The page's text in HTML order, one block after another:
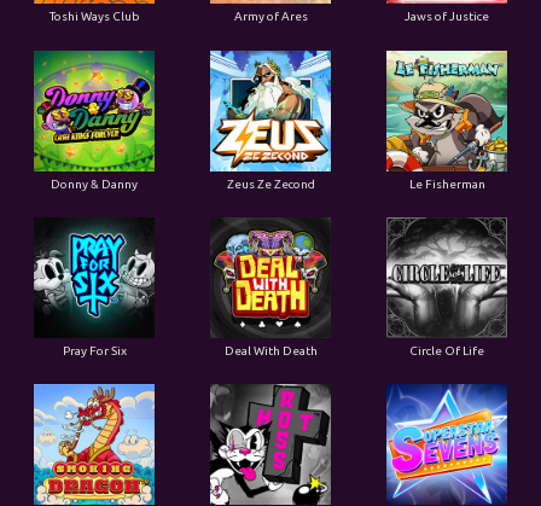
Toshi Ways Club Army of Ares Jaws of Justice
Donny & Danny Zeus Ze Zecond Le Fisherman
Pray For Six Deal With Death Circle Of Life